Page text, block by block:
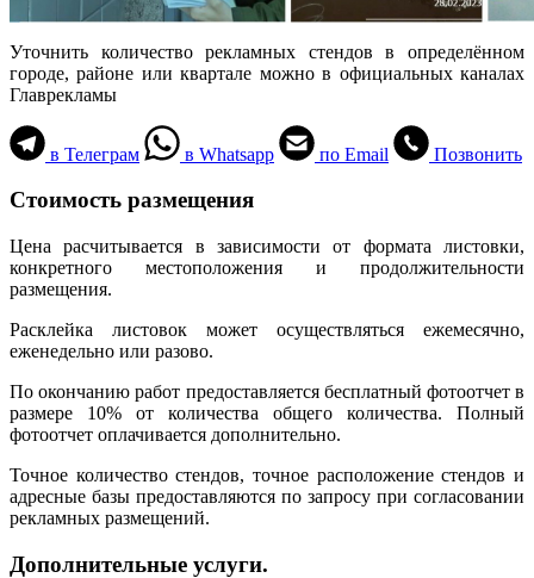
Уточнить количество рекламных стендов в определённом
городе, районе или квартале можно в официальных каналах
Главрекламы
в Телеграм в Whatsapp по Email Позвонить
Стоимость размещения
Цена расчитывается в зависимости от формата листовки,
конкретного местоположения и продолжительности
размещения.
Расклейка листовок может осуществляться ежемесячно,
еженедельно или разово.
По окончанию работ предоставляется бесплатный фотоотчет в
размере 10% от количества общего количества. Полный
фотоотчет оплачивается дополнительно.
Точное количество стендов, точное расположение стендов и
адресные базы предоставляются по запросу при согласовании
рекламных размещений.
Дополнительные услуги.